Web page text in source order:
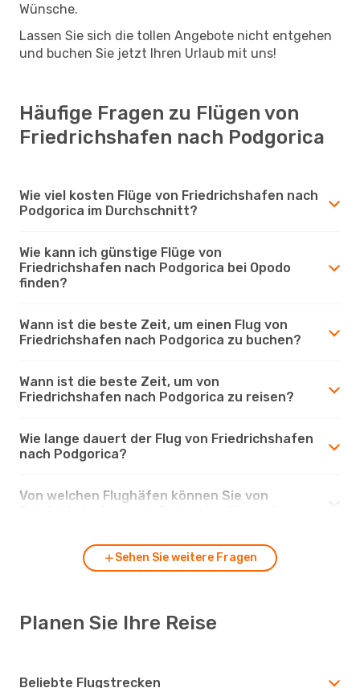
Wünsche.
Lassen Sie sich die tollen Angebote nicht entgehen
und buchen Sie jetzt Ihren Urlaub mit uns!
Häufige Fragen zu Flügen von
Friedrichshafen nach Podgorica
Wie viel kosten Flüge von Friedrichshafen nach
Podgorica im Durchschnitt?
Wie kann ich günstige Flüge von
Friedrichshafen nach Podgorica bei Opodo
finden?
Wann ist die beste Zeit, um einen Flug von
Friedrichshafen nach Podgorica zu buchen?
Wann ist die beste Zeit, um von
Friedrichshafen nach Podgorica zu reisen?
Wie lange dauert der Flug von Friedrichshafen
nach Podgorica?
Von welchen Flughäfen können Sie von
Sehen Sie weitere Fragen
Planen Sie Ihre Reise
Beliebte Flugstrecken